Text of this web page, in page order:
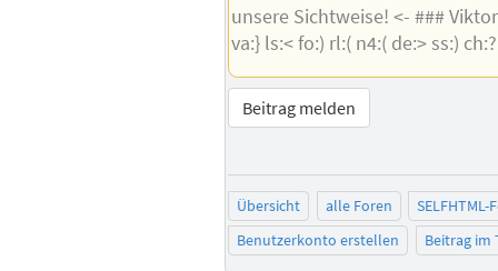
unsere Sichtweise! <- ###
va:} ls:< fo:) rl:( n4:( de:> ss:)
Beitrag melden
Übersicht alle Foren
SELFHTML-
Benutzerkonto erstellen
Beitrag im